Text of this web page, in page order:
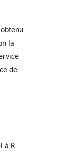
la
de
à R